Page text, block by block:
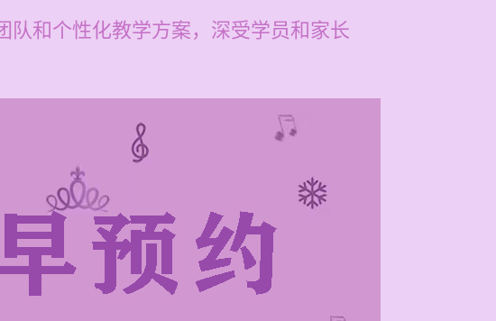
队和个性化教学方案，深受学员和家长